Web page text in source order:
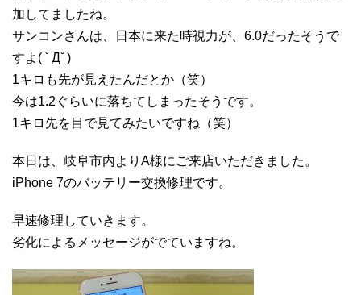
加してましたね。
サンコンさんは、日本に来た時視力が、6.0だったそうで
すよ( ﾟДﾟ)
1キロも先が見えたんだとか（笑）
今は1.2ぐらいに落ちてしまったそうです。
1キロ先を目で見てみたいですね（笑）
本日は、岐阜市内よりA様にご来店いただきました。
iPhone 7のバッテリー交換修理です。
早速修理していきます。
劣化によるメッセージがでていますね。